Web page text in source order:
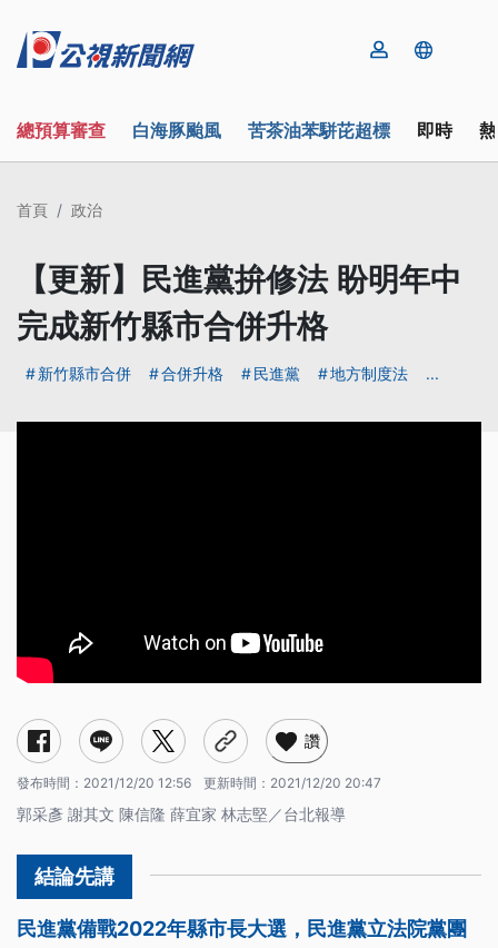
總預算審查 白海豚颱風 苦茶油苯駢芘超標 即時
首頁 政治
【更新】民進黨拚修法 盼明年中
完成新竹縣市合併升格
新竹縣市合併 合併升格 民進黨 地方制度法 ...
讚
發布時間： 2021/12/20 12:56 更新時間： 2021/12/20 20:47
郭采彥 謝其文 陳信隆 薛宜家 林志堅／台北報導
民進黨備戰2022年縣市長大選，民進黨立法院黨團